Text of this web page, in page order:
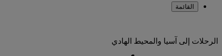
القائمة
الرحلات إلى آسيا والمحيط الهادي